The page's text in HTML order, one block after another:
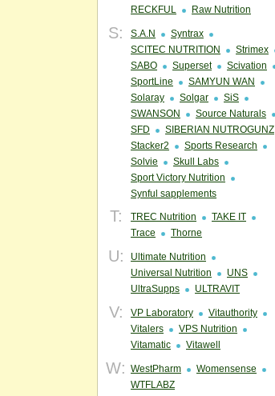
RECKFUL
Raw Nutrition
S: S.A.N
Syntrax
SCITEC NUTRITION
Strimex
SABO
Superset
Scivation
SportLine
SAMYUN WAN
Solaray
Solgar
SiS
SWANSON
Source Naturals
SFD
SIBERIAN NUTROGUNZ
Stacker2
Sports Research
Solvie
Skull Labs
Sport Victory Nutrition
Synful sapplements
T: TREC Nutrition
TAKE IT
Trace
Thorne
U:
Ultimate Nutrition
Universal Nutrition
UNS
UltraSupps
ULTRAVIT
V: VP Laboratory
Vitauthority
Vitalers
VPS Nutrition
Vitamatic
Vitawell
W: WestPharm
Womensense
WTFLABZ